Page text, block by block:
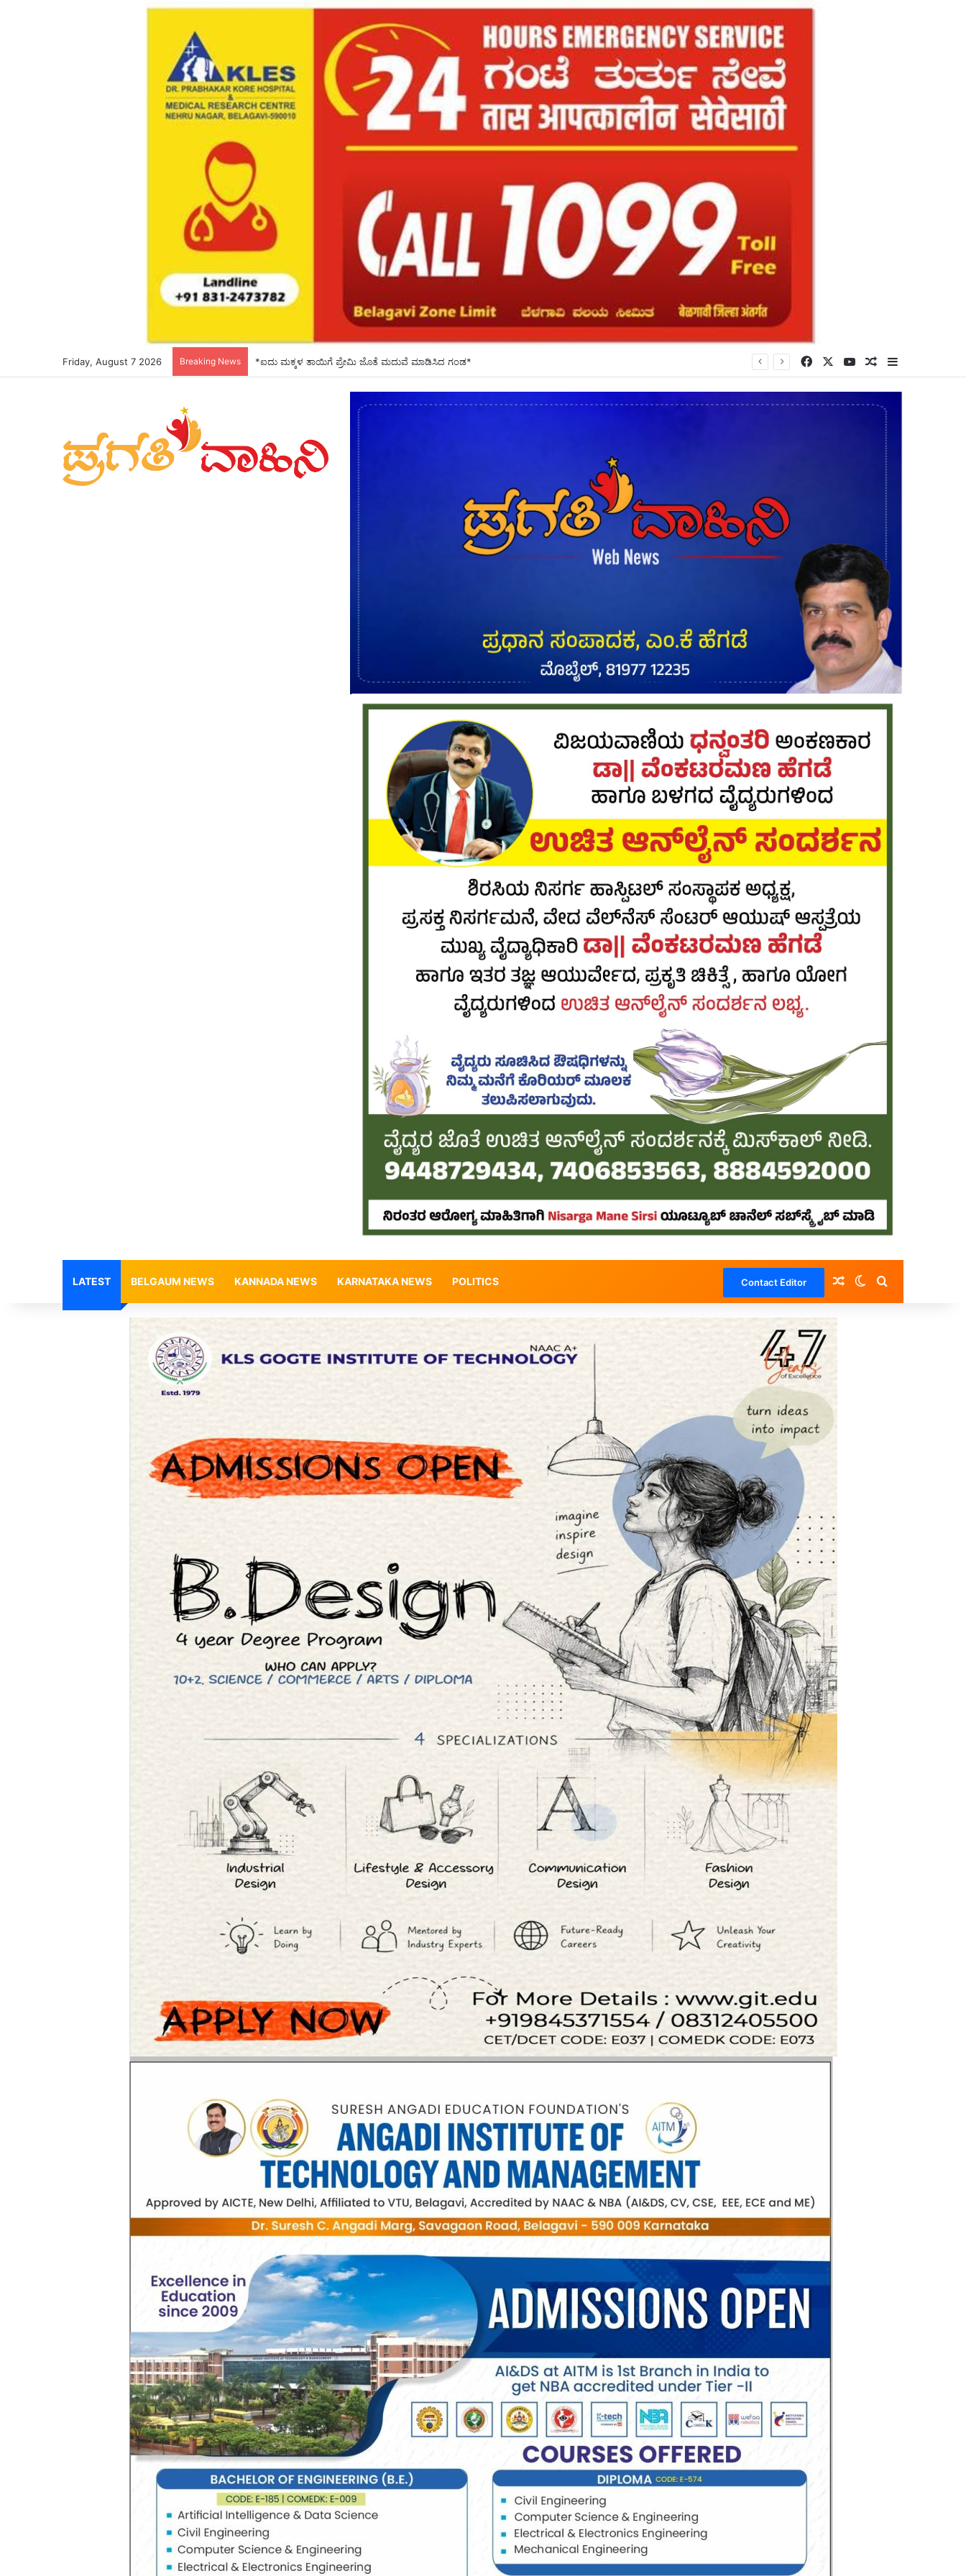
Friday, August 7 2026 Breaking News *ಐದು ಮಕ್ಕಳ ತಾಯಿಗೆ ಪ್ರೇಮಿ ಜೊತೆ ಮದುವೆ ಮಾಡಿಸಿದ ಗಂಡ* FacebookYouTubeRandom Article
Sidebar
LATEST BELGAUM NEWS KANNADA NEWS KARNATAKA NEWS POLITICS Contact Editor Random Article
Switch skin
Search for